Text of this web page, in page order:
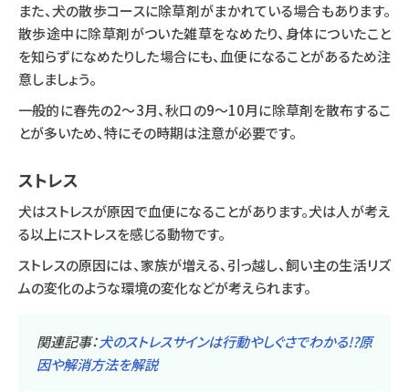
また、犬の散歩コースに除草剤がまかれている場合もあります。
散歩途中に除草剤がついた雑草をなめたり、身体についたこと
を知らずになめたりした場合にも、血便になることがあるため注
意しましょう。
一般的に春先の2～3月、秋口の9～10月に除草剤を散布するこ
とが多いため、特にその時期は注意が必要です。
ストレス
犬はストレスが原因で血便になることがあります。犬は人が考え
る以上にストレスを感じる動物です。
ストレスの原因には、家族が増える、引っ越し、飼い主の生活リズ
ムの変化のような環境の変化などが考えられます。
関連記事：犬のストレスサインは行動やしぐさでわかる!?原
因や解消方法を解説